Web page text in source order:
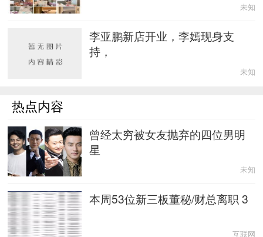
未知
李亚鹏新店开业，李嫣现身支
持，
未知
热点内容
曾经太穷被女友抛弃的四位男明
星
未知
本周53位新三板董秘/财总离职 3
互联网